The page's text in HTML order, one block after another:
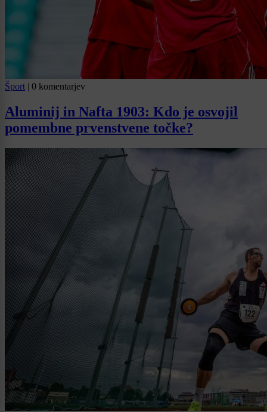
Šport | 0 komentarjev
Aluminij in Nafta 1903: Kdo je osvojil
pomembne prvenstvene točke?